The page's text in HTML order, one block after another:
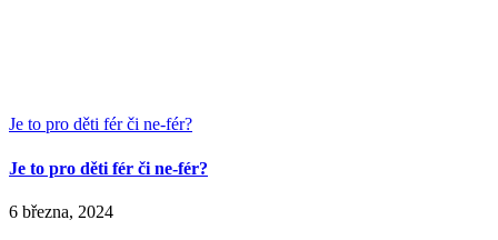
Je to pro děti fér či ne-fér?
Je to pro děti fér či ne-fér?
6 března, 2024